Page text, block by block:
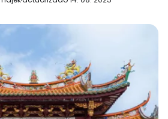
con Facebook
con Email